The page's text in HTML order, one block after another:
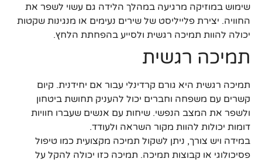
שימוש במוזיקה מרגיעה במהלך הלידה גם עשוי לשפר את
החוויה. יצירת פלייליסט של שירים נעימים או מנגינות שקטות
יכולה להוות תמיכה רגשית ולסייע בהפחתת הלחץ.
תמיכה רגשית
תמיכה רגשית היא גורם קרדינלי עבור אם יחידנית. קיום
קשרים עם משפחה וחברים יכול להעניק תחושת ביטחון
ולשפר את המצב הנפשי. שיחות עם אנשים שעברו חוויות
דומות יכולות להוות מקור השראה ולעודד.
במידה ויש צורך, ניתן לשקול תמיכה מקצועית כמו טיפול
פסיכולוגי או קבוצות תמיכה. תמיכה כזו יכולה להקל על